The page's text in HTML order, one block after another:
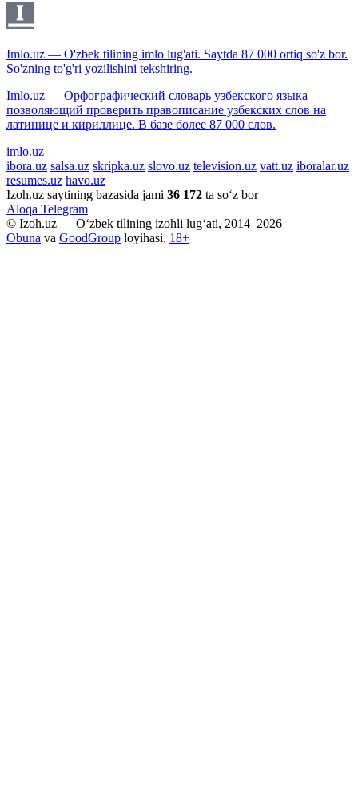
Imlo.uz — O'zbek tilining imlo lug'ati. Saytda 87 000 ortiq so'z bor.
So'zning to'g'ri yozilishini tekshiring.
Imlo.uz — Орфографический словарь узбекского языка
позволяющий проверить правописание узбекских слов на
латинице и кириллице. В базе более 87 000 слов.
imlo.uz
ibora.uz salsa.uz skripka.uz slovo.uz television.uz vatt.uz iboralar.uz
resumes.uz havo.uz
Izoh.uz saytining bazasida jami 36 172 ta so‘z bor
Aloqa Telegram
© Izoh.uz — O‘zbek tilining izohli lug‘ati, 2014–2026
Obuna va GoodGroup loyihasi. 18+